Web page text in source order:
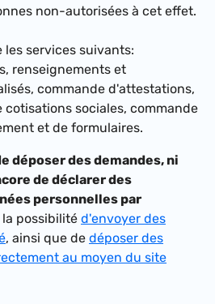
non-autorisées à cet effet.
services suivants:
renseignements et
commande d'attestations,
sociales, commande
et de formulaires.
déposer des demandes, ni
de déclarer des
personnelles par
la possibilité d'envoyer des
, ainsi que de déposer des
au moyen du site